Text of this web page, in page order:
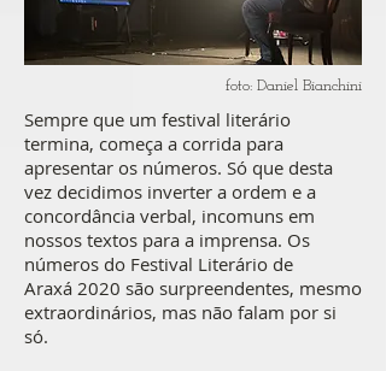
foto: Daniel Bianchini
Sempre que um festival literário
termina, começa a corrida para
apresentar os números. Só que desta
vez decidimos inverter a ordem e a
concordância verbal, incomuns em
nossos textos para a imprensa. Os
números do Festival Literário de
Araxá 2020 são surpreendentes, mesmo
extraordinários, mas não falam por si
só.